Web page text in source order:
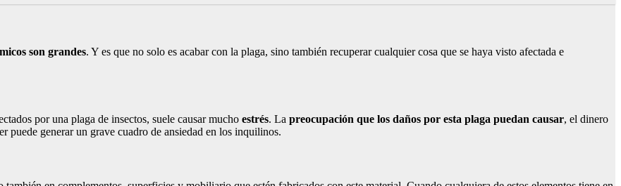
son grandes. Y es que no solo es acabar con la plaga, sino también recuperar cualquier cosa que se haya visto afectada e
por una plaga de insectos, suele causar mucho estrés. La preocupación que los daños por esta plaga puedan causar, el dinero
puede generar un grave cuadro de ansiedad en los inquilinos.